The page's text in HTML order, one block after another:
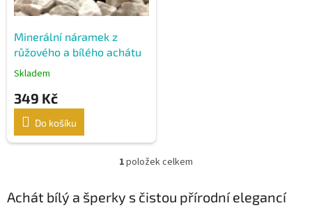
Minerální náramek z
růžového a bílého achátu
Skladem
349 Kč
Do košíku
O
l
1položek celkem
Achát bílý a šperky s čistou přírodní elegancí